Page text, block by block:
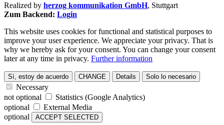
Realized by herzog kommunikation GmbH, Stuttgart
Zum Backend: Login
This website uses cookies for functional and statistical purposes to
improve your user experience. We appreciate your privacy. That is
why we hereby ask for your consent. You can change your consent
later at any time in privacy. Further information
Sí, estoy de acuerdo CHANGE Details Solo lo necesario
Necessary
not optional
Statistics (Google Analytics)
optional
External Media
optional
ACCEPT SELECTED